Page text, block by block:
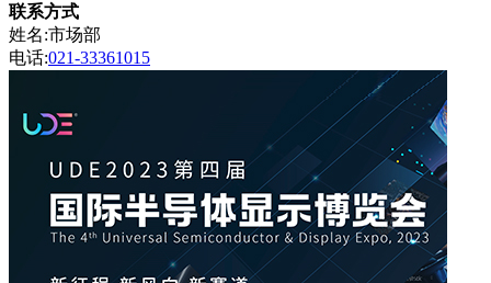
联系方式
姓名:市场部
电话:021-33361015